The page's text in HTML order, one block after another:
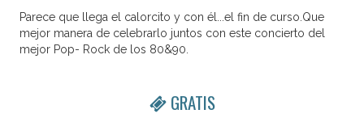
Parece que llega el calorcito y con él...el fin de curso.Que
mejor manera de celebrarlo juntos con este concierto del
mejor Pop- Rock de los 80&90.
GRATIS